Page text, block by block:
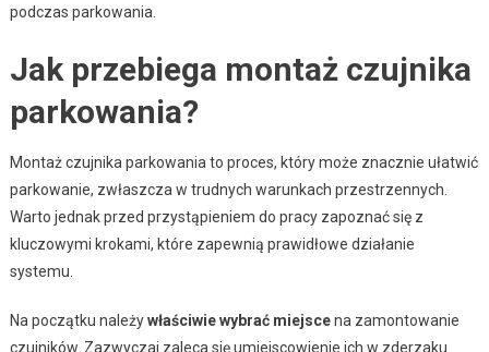
podczas parkowania.
Jak przebiega montaż czujnika
parkowania?
Montaż czujnika parkowania to proces, który może znacznie ułatwić
parkowanie, zwłaszcza w trudnych warunkach przestrzennych.
Warto jednak przed przystąpieniem do pracy zapoznać się z
kluczowymi krokami, które zapewnią prawidłowe działanie
systemu.
Na początku należywłaściwie wybrać miejscena zamontowanie
czujników. Zazwyczaj zaleca się umiejscowienie ich w zderzaku